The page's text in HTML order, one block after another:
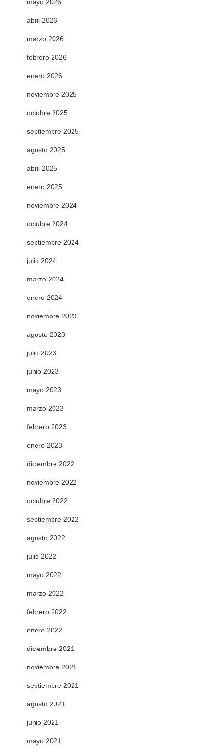
mayo 2026
abril 2026
marzo 2026
febrero 2026
enero 2026
noviembre 2025
octubre 2025
septiembre 2025
agosto 2025
abril 2025
enero 2025
noviembre 2024
octubre 2024
septiembre 2024
julio 2024
marzo 2024
enero 2024
noviembre 2023
agosto 2023
julio 2023
junio 2023
mayo 2023
marzo 2023
febrero 2023
enero 2023
diciembre 2022
noviembre 2022
octubre 2022
septiembre 2022
agosto 2022
julio 2022
mayo 2022
marzo 2022
febrero 2022
enero 2022
diciembre 2021
noviembre 2021
septiembre 2021
agosto 2021
junio 2021
mayo 2021